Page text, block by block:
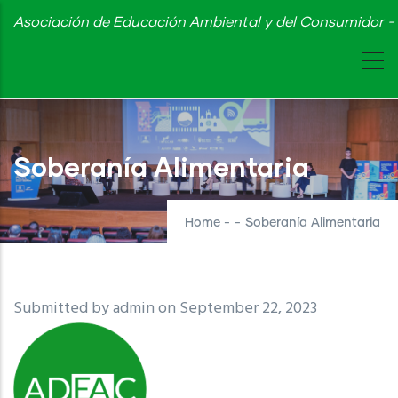
Skip
content
Asociación de Educación Ambiental y del Consumidor
Soberanía Alimentaria
Home - - Soberanía Alimentaria
Submitted byadminon September 22, 2023